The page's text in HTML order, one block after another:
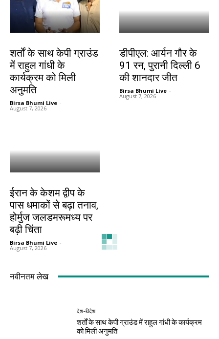
शर्तों के साथ केपी ग्राउंड
में राहुल गांधी के
कार्यक्रम को मिली
अनुमति
Birsa Bhumi Live -
August 7, 2026
डीपीएल: आर्यन गौर के
91 रन, पुरानी दिल्ली 6
की शानदार जीत
Birsa Bhumi Live -
August 7, 2026
ईरान के केशम द्वीप के
पास धमाकों से बढ़ा तनाव,
होर्मुज जलडमरूमध्य पर
बढ़ी चिंता
Birsa Bhumi Live -
August 7, 2026
छिंदवाड़ा से आज शुरू
देश-विदेश